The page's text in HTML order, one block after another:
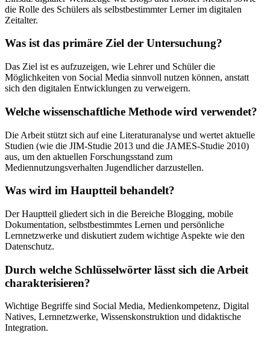
die Rolle des Schülers als selbstbestimmter Lerner im digitalen
Zeitalter.
Was ist das primäre Ziel der Untersuchung?
Das Ziel ist es aufzuzeigen, wie Lehrer und Schüler die
Möglichkeiten von Social Media sinnvoll nutzen können, anstatt
sich den digitalen Entwicklungen zu verweigern.
Welche wissenschaftliche Methode wird verwendet?
Die Arbeit stützt sich auf eine Literaturanalyse und wertet aktuelle
Studien (wie die JIM-Studie 2013 und die JAMES-Studie 2010)
aus, um den aktuellen Forschungsstand zum
Mediennutzungsverhalten Jugendlicher darzustellen.
Was wird im Hauptteil behandelt?
Der Hauptteil gliedert sich in die Bereiche Blogging, mobile
Dokumentation, selbstbestimmtes Lernen und persönliche
Lernnetzwerke und diskutiert zudem wichtige Aspekte wie den
Datenschutz.
Durch welche Schlüsselwörter lässt sich die Arbeit
charakterisieren?
Wichtige Begriffe sind Social Media, Medienkompetenz, Digital
Natives, Lernnetzwerke, Wissenskonstruktion und didaktische
Integration.